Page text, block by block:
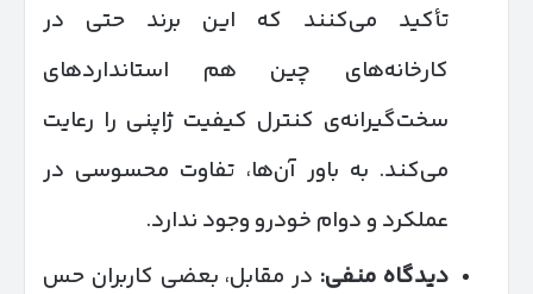
تأکید می‌کنند که این برند حتی در
کارخانه‌های چین هم استانداردهای
سخت‌گیرانه‌ی کنترل کیفیت ژاپنی را رعایت
می‌کند. به باور آن‌ها، تفاوت محسوسی در
عملکرد و دوام خودرو وجود ندارد.
دیدگاه منفی: در مقابل، بعضی کاربران حس